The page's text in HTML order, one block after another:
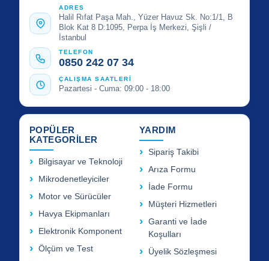
ADRES
Halil Rıfat Paşa Mah., Yüzer Havuz Sk. No:1/1, B
Blok Kat 8 D:1095, Perpa İş Merkezi, Şişli /
İstanbul
TELEFON
0850 242 07 34
ÇALIŞMA SAATLERİ
Pazartesi - Cuma: 09:00 - 18:00
POPÜLER
KATEGORİLER
Bilgisayar ve Teknoloji
Mikrodenetleyiciler
Motor ve Sürücüler
Havya Ekipmanları
Elektronik Komponent
Ölçüm ve Test
YARDIM
Sipariş Takibi
Arıza Formu
İade Formu
Müşteri Hizmetleri
Garanti ve İade
Koşulları
Üyelik Sözleşmesi